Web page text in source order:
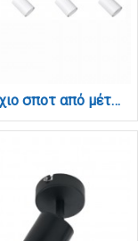
Επιτοίχιο σποτ από μέταλλο σε λευκή απόχρωση 4XGU10 D:70cm (9086-4)